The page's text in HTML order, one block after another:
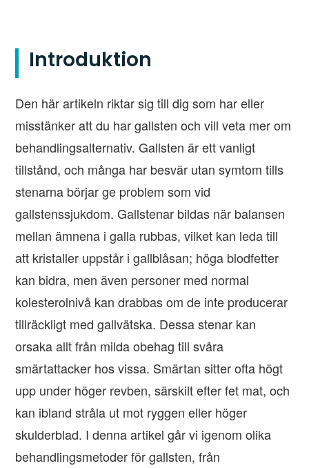
Introduktion
Den här artikeln riktar sig till dig som har eller
misstänker att du har gallsten och vill veta mer om
behandlingsalternativ. Gallsten är ett vanligt
tillstånd, och många har besvär utan symtom tills
stenarna börjar ge problem som vid
gallstenssjukdom. Gallstenar bildas när balansen
mellan ämnena i galla rubbas, vilket kan leda till
att kristaller uppstår i gallblåsan; höga blodfetter
kan bidra, men även personer med normal
kolesterolnivå kan drabbas om de inte producerar
tillräckligt med gallvätska. Dessa stenar kan
orsaka allt från milda obehag till svåra
smärtattacker hos vissa. Smärtan sitter ofta högt
upp under höger revben, särskilt efter fet mat, och
kan ibland stråla ut mot ryggen eller höger
skulderblad. I denna artikel går vi igenom olika
behandlingsmetoder för gallsten, från